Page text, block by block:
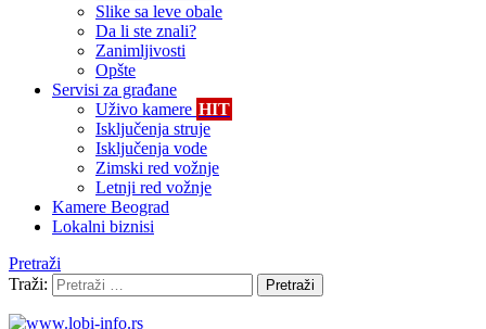
Slike sa leve obale
Da li ste znali?
Zanimljivosti
Opšte
Servisi za građane
Uživo kamere HIT
Isključenja struje
Isključenja vode
Zimski red vožnje
Letnji red vožnje
Kamere Beograd
Lokalni biznisi
Pretraži
Traži:
Pretraži